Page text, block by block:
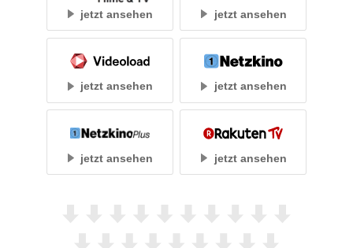
jetzt ansehen jetzt ansehen
jetzt ansehen jetzt ansehen
jetzt ansehen jetzt ansehen